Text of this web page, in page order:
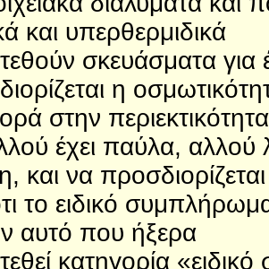
και υπερθερμιδικά
σκευάσματα για
η
στην
έχει παύλα, αλλού
και να
το ειδικό
αυτό που ήξερα
κατηγορία